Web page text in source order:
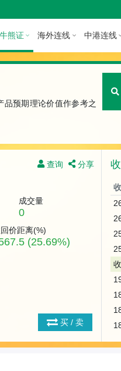
牛熊证 海外连线 中港连线
预期理论价值作参考之
查询 分享
成交量
0
价距离(%)
(25.69%)
买 / 卖